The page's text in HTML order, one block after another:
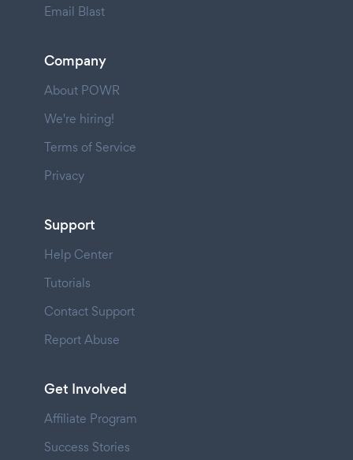
Email Blast
Company
About POWR
We're hiring!
Terms of Service
Privacy
Support
Help Center
Tutorials
Contact Support
Report Abuse
Get Involved
Affiliate Program
Success Stories